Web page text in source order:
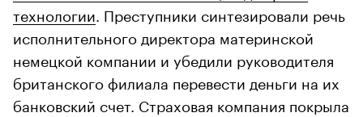
технологии . Преступники синтезировали речь
исполнительного директора материнской
немецкой компании и убедили руководителя
британского филиала перевести деньги на их
банковский счет. Страховая компания покрыла